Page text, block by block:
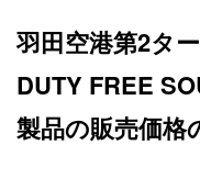
羽田空港第2タ
DUTY FREE
製品の販売価格